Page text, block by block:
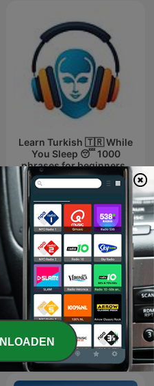
Learn Turkish 🇹🇷 While
You Sleep 😴 1000
phrases for beginners |
with 1000-words.com
Geschiedenis met Sjaak